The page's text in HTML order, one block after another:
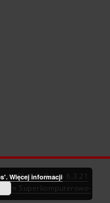
DInGO dLibra 6.3.21
Superkomputerowo-
Więcej informacji